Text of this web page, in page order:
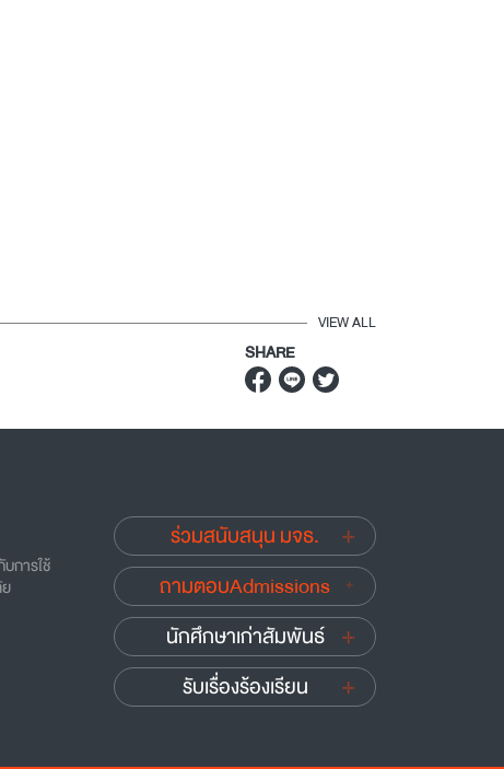
VIEW ALL
SHARE
การใช้
ร่วมสนับสนุน มจธ.
ถามตอบAdmissions
นักศึกษาเก่าสัมพันธ์
รับเรื่องร้องเรียน